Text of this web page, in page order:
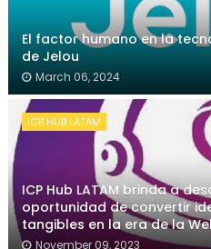
El factor humano en la
de Jelou
March 06, 2024
ICP HUB LATAM
ICP Hub LATAM brinda a
oportunidad de convertir
tangibles en la era de la
November 09, 2023